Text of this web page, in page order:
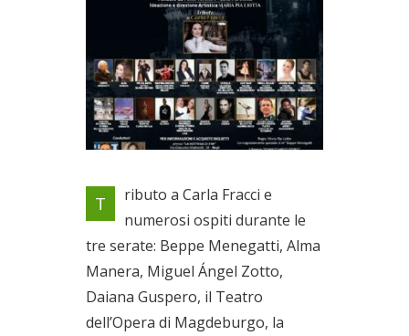
5° edizione del festival.
Tributo a Carla Fracci
Dal 01/07/2021 al
03/07/2021
T
ributo a Carla Fracci e
numerosi ospiti durante le
tre serate: Beppe Menegatti, Alma
Manera, Miguel Ángel Zotto,
Daiana Guspero, il Teatro
dell’Opera di Magdeburgo, la